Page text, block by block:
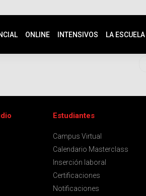
ONLINE INTENSIVOS LA ESCUELA
Estudiantes
Campus Virtual
Calendario Masterclass
Inserción laboral
Certificaciones
Notificaciones